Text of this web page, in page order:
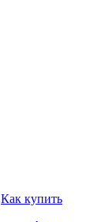
Как купить